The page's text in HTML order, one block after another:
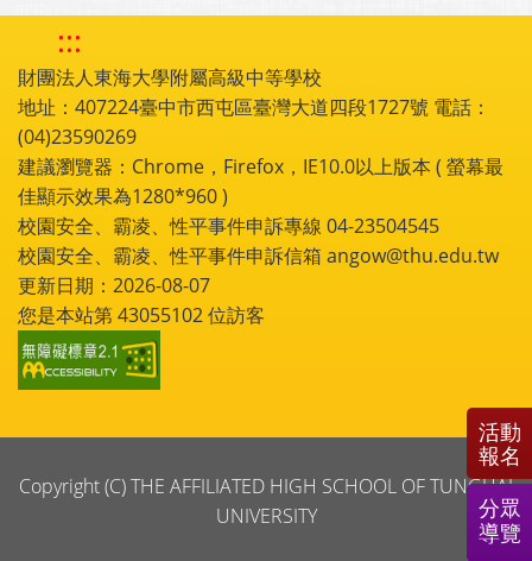
:::
財團法人東海大學附屬高級中等學校
地址：407224臺中市西屯區臺灣大道四段1727號 電話：
(04)23590269
建議瀏覽器：Chrome，Firefox，IE10.0以上版本 ( 螢幕最
佳顯示效果為1280*960 )
校園安全、霸凌、性平事件申訴專線 04-23504545
校園安全、霸凌、性平事件申訴信箱 angow@thu.edu.tw
更新日期：2026-08-07
您是本站第43055102位訪客
Copyright (C) THE AFFILIATED HIGH SCHOOL OF TUNGHAI
UNIVERSITY
活動
報名
分眾
導覽